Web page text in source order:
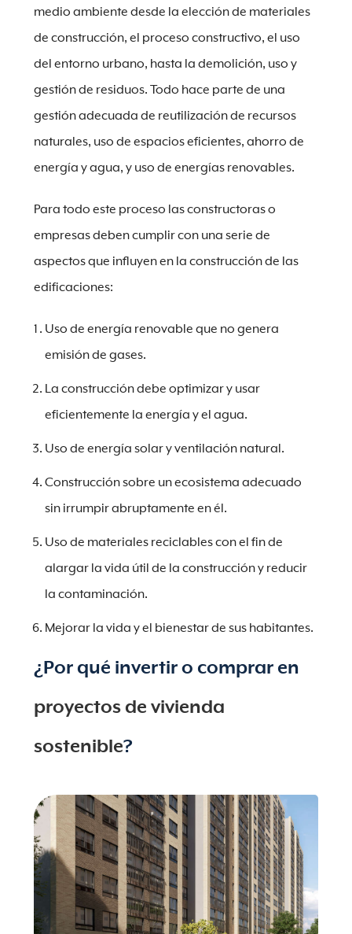
medio ambiente desde la elección de materiales
de construcción, el proceso constructivo, el uso
del entorno urbano, hasta la demolición, uso y
gestión de residuos. Todo hace parte de una
gestión adecuada de reutilización de recursos
naturales, uso de espacios eficientes, ahorro de
energía y agua, y uso de energías renovables.
Para todo este proceso las constructoras o
empresas deben cumplir con una serie de
aspectos que influyen en la construcción de las
edificaciones:
Uso de energía renovable que no genera
emisión de gases.
La construcción debe optimizar y usar
eficientemente la energía y el agua.
Uso de energía solar y ventilación natural.
Construcción sobre un ecosistema adecuado
sin irrumpir abruptamente en él.
Uso de materiales reciclables con el fin de
alargar la vida útil de la construcción y reducir
la contaminación.
Mejorar la vida y el bienestar de sus habitantes.
¿Por qué invertir o comprar en
proyectos de vivienda
sostenible?